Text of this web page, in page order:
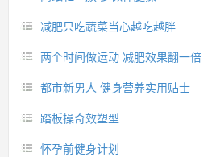
减肥只吃蔬菜当心越吃越胖
两个时间做运动 减肥效果翻一倍
都市新男人 健身营养实用贴士
踏板操奇效塑型
怀孕前健身计划